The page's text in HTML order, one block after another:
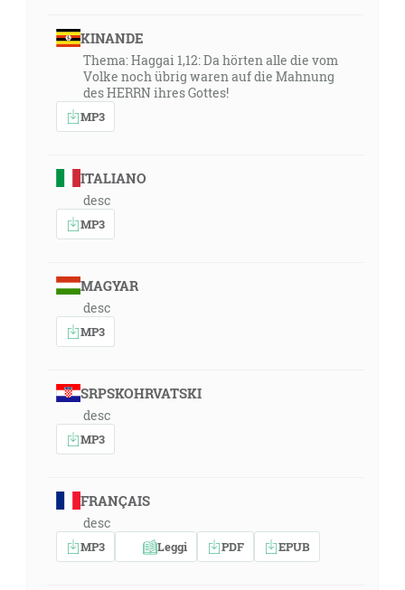
KINANDE
Thema: Haggai 1,12: Da hörten alle die vom
Volke noch übrig waren auf die Mahnung
des HERRN ihres Gottes!
MP3
ITALIANO
desc
MP3
MAGYAR
desc
MP3
SRPSKOHRVATSKI
desc
MP3
FRANÇAIS
desc
MP3 Leggi PDF EPUB